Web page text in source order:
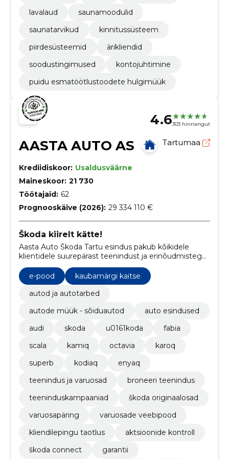
lavalaud
saunamoodulid
saunatarvikud
kinnitussüsteem
piirdesüsteemid
ärikliendid
soodustingimused
kontojuhtimine
puidu esmatöötlustoodete hulgimüük
4.6303 hinnangut
AASTA AUTO AS Tartumaa
Krediidiskoor: Usaldusväärne
Maineskoor: 21 730
Töötajaid: 62
Prognooskäive (2026): 29 334 110 €
Škoda kiirelt kätte!
Aasta Auto Škoda Tartu esindus pakub kõikidele
klientidele suurepärast teenindust ja erinõudmistega
vastavat varustust. Meil on laos olemas kõik vajalikud
mudelid ja varuosad ning tule proovisõidule, et näha
ja tunda seda erilist Škoda kogemust!
e-pood
kaubamärgi kaitse
autod ja autotarbed
autode müük - sõiduautod
auto esindused
audi
skoda u0161koda
fabia
scala
kamiq octavia
karoq
superb
kodiaq
enyaq
teenindus ja varuosad
broneeri teenindus
teeninduskampaaniad
škoda originaalosad
varuosapäring
varuosade veebipood
kliendilepingu taotlus
aktsioonide kontroll
škoda connect
garantii